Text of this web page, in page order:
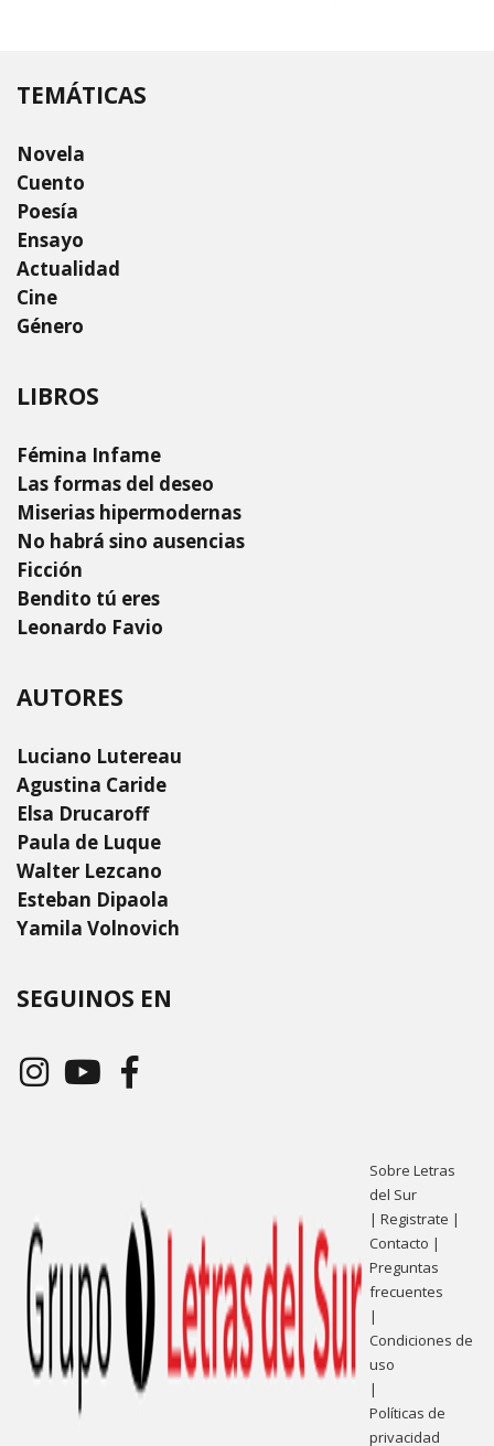
TEMÁTICAS
Novela
Cuento
Poesía
Ensayo
Actualidad
Cine
Género
LIBROS
Fémina Infame
Las formas del deseo
Miserias hipermodernas
No habrá sino ausencias
Ficción
Bendito tú eres
Leonardo Favio
AUTORES
Luciano Lutereau
Agustina Caride
Elsa Drucaroff
Paula de Luque
Walter Lezcano
Esteban Dipaola
Yamila Volnovich
SEGUINOS EN
Sobre Letras
del Sur
| Registrate |
Contacto |
Preguntas
frecuentes
|
Condiciones de
uso
|
Políticas de
privacidad